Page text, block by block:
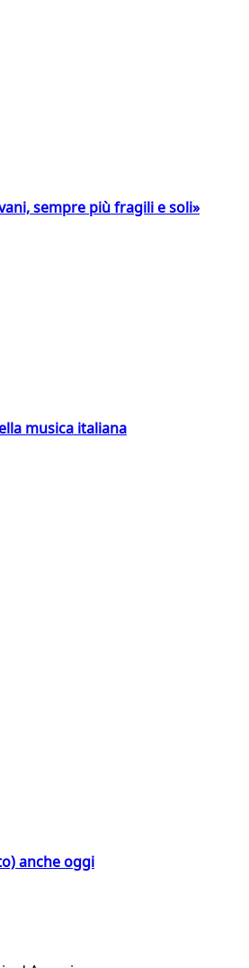
sempre più fragili e soli»
musica italiana
anche oggi